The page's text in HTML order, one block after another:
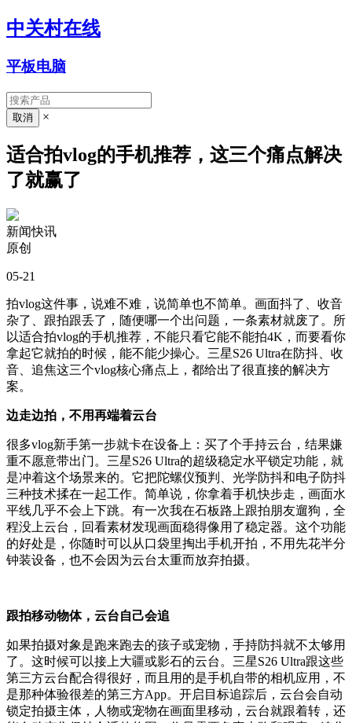
中关村在线
平板电脑
×
适合拍vlog的手机推荐，这三个痛点解决
了就赢了
新闻快讯
原创
05-21
拍vlog这件事，说难不难，说简单也不简单。画面抖了、收音
杂了、跟拍跟丢了，随便哪一个出问题，一条素材就废了。所
以适合拍vlog的手机推荐，不能只看它能不能拍4K，而要看你
拿起它就拍的时候，能不能少操心。三星S26 Ultra在防抖、收
音、追焦这三个vlog核心痛点上，都给出了很直接的解决方
案。
边走边拍，不用再端着云台
很多vlog新手第一步就卡在设备上：买了个手持云台，结果嫌
重不愿意带出门。三星S26 Ultra的超级稳定水平锁定功能，就
是冲着这个场景来的。它把陀螺仪预判、光学防抖和电子防抖
三种技术揉在一起工作。简单说，你拿着手机快步走，画面水
平线几乎不会上下跳。有一次我在石板路上跟拍朋友遛狗，全
程没上云台，回看素材发现画面稳得像用了稳定器。这个功能
的好处是，你随时可以从口袋里掏出手机开拍，不用先花半分
钟装设备，也不会因为云台太重而放弃拍摄。
跟拍移动物体，云台自己会追
如果拍摄对象是跑来跑去的孩子或宠物，手持防抖就不太够用
了。这时候可以接上大疆或影石的云台。三星S26 Ultra跟这些
第三方云台配合得很好，而且用的是手机自带的相机应用，不
是那种体验很差的第三方App。开启目标追踪后，云台会自动
锁定拍摄主体，人物或宠物在画面里移动，云台就跟着转，还